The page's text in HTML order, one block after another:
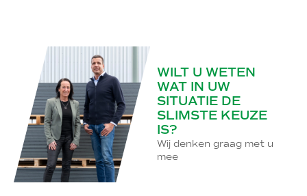
WILT U WETEN
WAT IN UW
SITUATIE DE
SLIMSTE KEUZE
IS?
Wij denken graag met u
mee